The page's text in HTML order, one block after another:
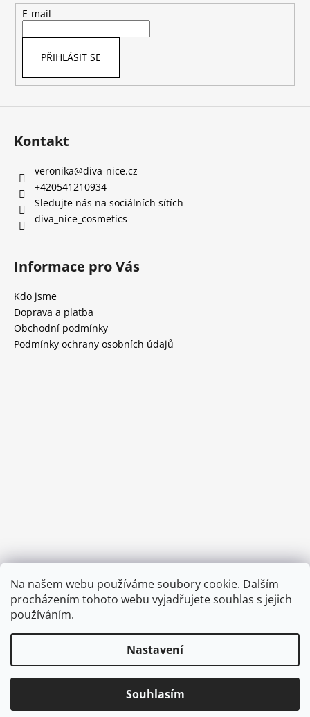
Na našem webu používáme soubory cookie. Dalším
procházením tohoto webu vyjadřujete souhlas s jejich
používáním.
Nastavení
Souhlasím
E-mail
PŘIHLÁSIT SE
Kontakt
veronika@diva-nice.cz
+420541210934
Sledujte nás na sociálních sítích
diva_nice_cosmetics
Informace pro Vás
Kdo jsme
Doprava a platba
Obchodní podmínky
Podmínky ochrany osobních údajů
Provozní doba:
8.00 - 15.00 hod (pondělí - pátek)
Copyright 2026Diva & Nice Cosmetics. Všechna práva
Upravit nastavení cookies